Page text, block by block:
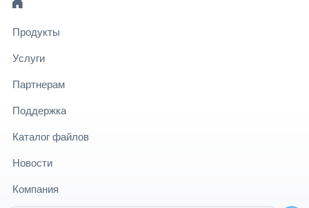
Продукты
Услуги
Партнерам
Поддержка
Каталог файлов
Новости
Компания